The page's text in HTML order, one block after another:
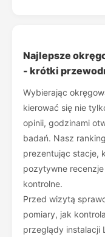
Najlepsze
- krótki
Wybierając
kierować się nie
opinii, godzinami
badań. Nasz
prezentując stacje,
pozytywne
kontrolne.
Przed wizytą
pomiary, jak
przeglądy instalacji